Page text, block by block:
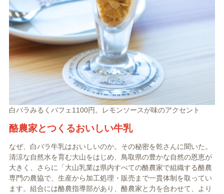
白バラみるくパフェ1100円。レモンソースが味のアクセント
酪農家とつくるおいしい牛乳
なぜ、白バラ牛乳はおいしいのか。その秘密を乾さんに聞いた。
清涼な自然水を育む大山をはじめ、鳥取県の豊かな自然の恩恵が
大きく、さらに「大山乳業は県内すべての酪農家で組織する酪農
専門の農協で、生産から加工処理・販売まで一貫体制を取ってい
ます。組合には酪農指導部があり、酪農家と力を合わせて、より